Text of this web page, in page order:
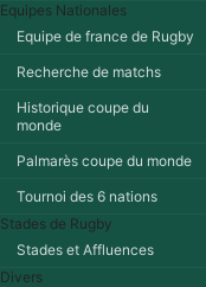
Equipes Nationales
Equipe de france de Rugby
Recherche de matchs
Historique coupe du
monde
Palmarès coupe du monde
Tournoi des 6 nations
Stades de Rugby
Stades et Affluences
Divers